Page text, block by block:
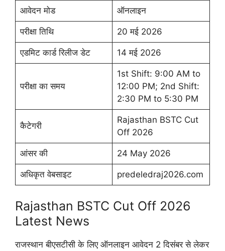
आवेदन मोड ऑनलाइन
परीक्षा तिथि 20 मई 2026
एडमिट कार्ड रिलीज डेट 14 मई 2026
परीक्षा का समय
1st Shift: 9:00 AM to
12:00 PM; 2nd Shift:
2:30 PM to 5:30 PM
कैटेगरी
Rajasthan BSTC Cut
Off 2026
आंसर की 24 May 2026
अधिकृत वेबसाइट predeledraj2026.com
Rajasthan BSTC Cut Off 2026
Latest News
राजस्थान बीएसटीसी के लिए ऑनलाइन आवेदन 2 दिसंबर से लेकर